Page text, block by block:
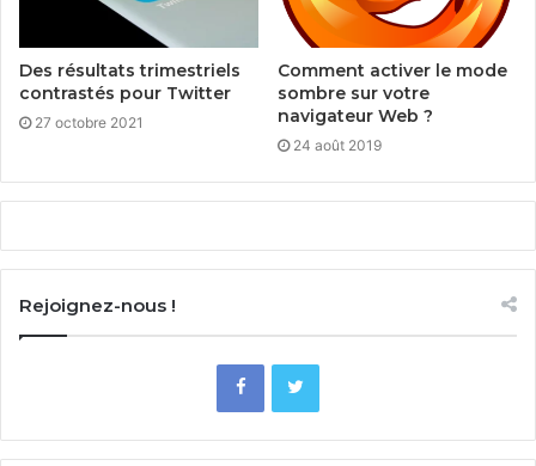
Des résultats trimestriels
contrastés pour Twitter
27 octobre 2021
Comment activer le mode
sombre sur votre
navigateur Web ?
24 août 2019
Rejoignez-nous !